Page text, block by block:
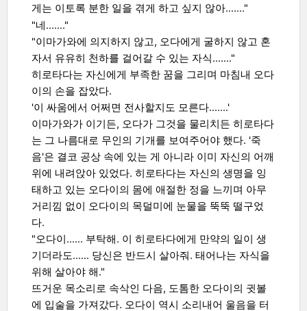
게는 이토록 분한 일을 겪게 하고 싶지 않아……."
"네……."
"이마가와에 의지하지 않고, 오다에게 굴하지 않고 혼
자서 유유히 천하를 걸어갈 수 있는 자식……."
히로타다는 자신에게 부족한 꿈을 그리며 마침내 오다
이의 손을 잡았다.
'이 싸움에서 어쩌면 전사할지도 모른다…….'
이마가와가 이기든, 오다가 그것을 물리치든 히로타다
는 그 나름대로 무인의 기개를 보여주어야 했다. '죽
음'은 결코 공상 속에 있는 게 아니라 이미 자신의 어깨
위에 내려앉아 있었다. 히로타다는 자신의 생명을 잉
태하고 있는 오다이의 몸에 애절한 정을 느끼며 아무
거리낌 없이 오다이의 목덜미에 눈물을 뚝뚝 떨구었
다.
"오다이…… 부탁해. 이 히로타다에게 만약의 일이 생
기더라도…… 당신은 반드시 살아줘. 태어나는 자식을
위해 살아야 해."
뜨거운 목소리로 속삭인 다음, 도톰한 오다이의 귓볼
에 입술을 가져갔다. 오다이 역시 소리내어 울음을 터